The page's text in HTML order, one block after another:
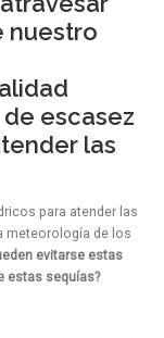
nuestro
escasez
las
para atender las
meteorología de los
evitarse estas
estas sequías?